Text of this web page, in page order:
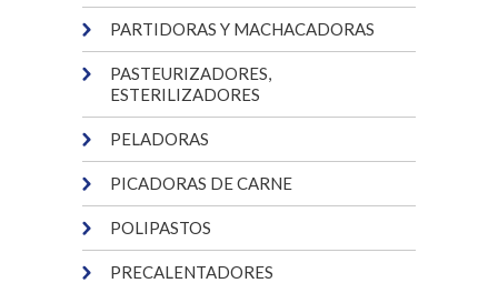
PARTIDORAS Y MACHACADORAS
PASTEURIZADORES,
ESTERILIZADORES
PELADORAS
PICADORAS DE CARNE
POLIPASTOS
PRECALENTADORES